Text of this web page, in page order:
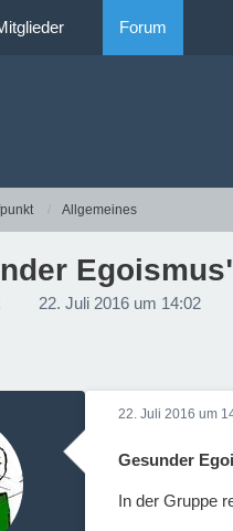
Forum
Allgemeines
22. Juli 2016 um 14:02
22. Juli 2016 um
Gesunder
In der Gruppe